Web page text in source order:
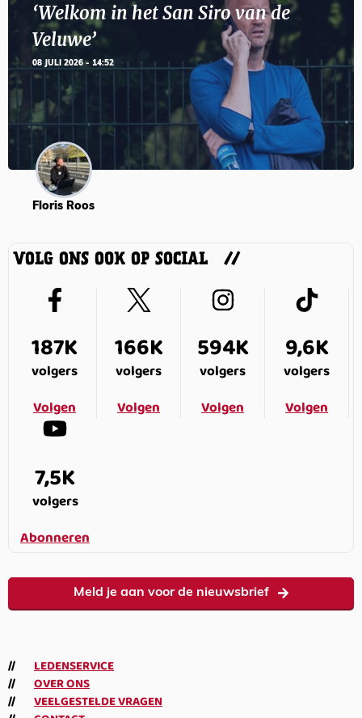
‘Welkom in het San Siro van de
Veluwe’
08 JULI 2026 - 14:52
Floris Roos
VOLG ONS OOK OP SOCIAL
187K
volgers
Volgen
166K
volgers
Volgen
594K
volgers
Volgen
9,6K
volgers
Volgen
7,5K
volgers
Abonneren
Meld je aan voor de nieuwsbrief
LEDENSERVICE
OVER ONS
VEELGESTELDE VRAGEN